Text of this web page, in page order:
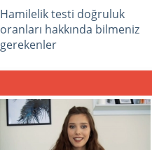
Hamilelik testi doğruluk
oranları hakkında bilmeniz
gerekenler